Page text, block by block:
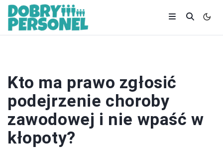
Kto ma prawo zgłosić
podejrzenie choroby
zawodowej i nie wpaść w
kłopoty?